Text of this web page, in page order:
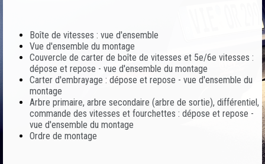
Boîte de vitesses : vue d'ensemble
Vue d'ensemble du montage
Couvercle de carter de boîte de vitesses et 5e/6e vitesses :
dépose et repose - vue d'ensemble du montage
Carter d'embrayage : dépose et repose - vue d'ensemble du
montage
Arbre primaire, arbre secondaire (arbre de sortie), différentiel,
commande des vitesses et fourchettes : dépose et repose -
vue d'ensemble du montage
Ordre de montage